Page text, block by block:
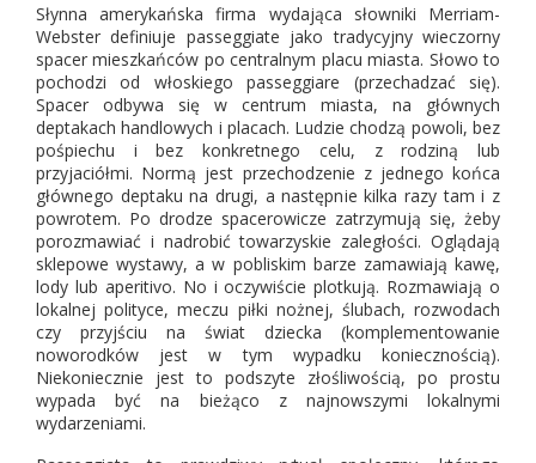
Słynna amerykańska firma wydająca słowniki Merriam-
Webster definiuje passeggiate jako tradycyjny wieczorny
spacer mieszkańców po centralnym placu miasta. Słowo to
pochodzi od włoskiego passeggiare (przechadzać się).
Spacer odbywa się w centrum miasta, na głównych
deptakach handlowych i placach. Ludzie chodzą powoli, bez
pośpiechu i bez konkretnego celu, z rodziną lub
przyjaciółmi. Normą jest przechodzenie z jednego końca
głównego deptaku na drugi, a następnie kilka razy tam i z
powrotem. Po drodze spacerowicze zatrzymują się, żeby
porozmawiać i nadrobić towarzyskie zaległości. Oglądają
sklepowe wystawy, a w pobliskim barze zamawiają kawę,
lody lub aperitivo. No i oczywiście plotkują. Rozmawiają o
lokalnej polityce, meczu piłki nożnej, ślubach, rozwodach
czy przyjściu na świat dziecka (komplementowanie
noworodków jest w tym wypadku koniecznością).
Niekoniecznie jest to podszyte złośliwością, po prostu
wypada być na bieżąco z najnowszymi lokalnymi
wydarzeniami.